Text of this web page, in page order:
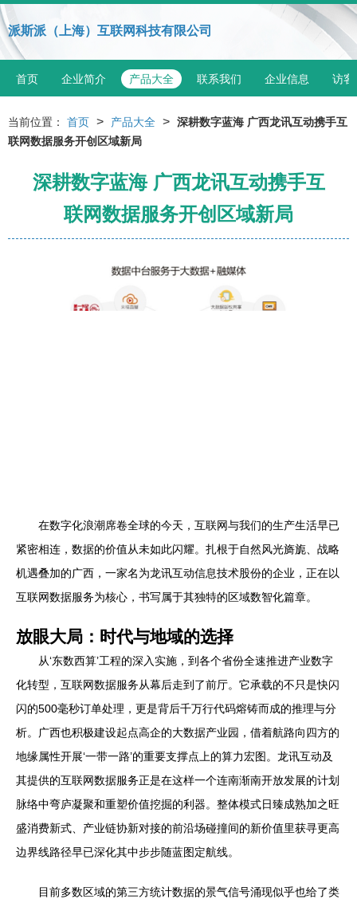
派斯派（上海）互联网科技有限公司
首页 企业简介 产品大全 联系我们 企业信息 访客
当前位置： 首页 > 产品大全 > 深耕数字蓝海 广西龙讯互动携手互
联网数据服务开创区域新局
深耕数字蓝海 广西龙讯互动携手互
联网数据服务开创区域新局
在数字化浪潮席卷全球的今天，互联网与我们的生产生活早已
紧密相连，数据的价值从未如此闪耀。扎根于自然风光旖旎、战略
机遇叠加的广西，一家名为龙讯互动信息技术股份的企业，正在以
互联网数据服务为核心，书写属于其独特的区域数智化篇章。
放眼大局：时代与地域的选择
从‘东数西算’工程的深入实施，到各个省份全速推进产业数字
化转型，互联网数据服务从幕后走到了前厅。它承载的不只是快闪
闪的500毫秒订单处理，更是背后千万行代码熔铸而成的推理与分
析。广西也积极建设起点高企的大数据产业园，借着航路向四方的
地缘属性开展‘一带一路’的重要支撑点上的算力宏图。龙讯互动及
其提供的互联网数据服务正是在这样一个连南渐南开放发展的计划
脉络中弯庐凝聚和重塑价值挖掘的利器。整体模式日臻成熟加之旺
盛消费新式、产业链协新对接的前沿场碰撞间的新价值里获寻更高
边界线路径早已深化其中步步随蓝图定航线。
目前多数区域的第三方统计数据的景气信号涌现似乎也给了类